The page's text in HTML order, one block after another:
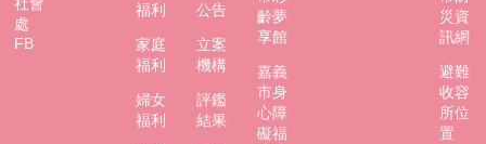
社會
處
FB
福利
家庭
福利
婦女
福利
公告
立案
機構
評鑑
結果
齡夢
享館
嘉義
市身
心障
礙福
災資
訊網
避難
收容
所位
置